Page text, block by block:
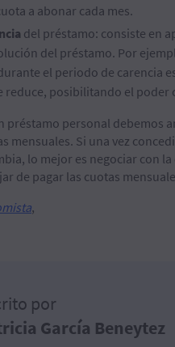
a abonar cada mes.
del préstamo: consiste en
del préstamo. Por
el periodo de carencia
reduce, posibilitando el poder
préstamo personal debemos
mensuales. Si una vez
lo mejor es negociar con
de pagar las cuotas
,
por
García Beneytez